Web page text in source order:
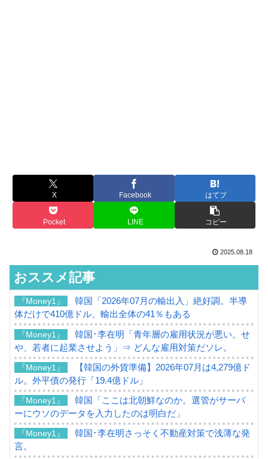
X Facebook はてブ
Pocket LINE コピー
2025.08.18
おススメ記事
『Money1』
韓国「2026年07月の輸出入」絶好調。半導
体だけで410億ドル、輸出全体の41％もある
『Money1』
韓国･李在明「青年層の雇用状況が悪い。せ
や、若者に起業させよう」⇒ どんな雇用対策だソレ。
『Money1』
【韓国の外貨準備】2026年07月は4,279億ド
ル。外平債の発行「19.4億ドル」
『Money1』
韓国「ここは北朝鮮なのか。選管がサーバ
ーにウソのデータを入力したのは明白だ」
『Money1』
韓国･李在明さっそく不動産対策で浅薄な発
言。